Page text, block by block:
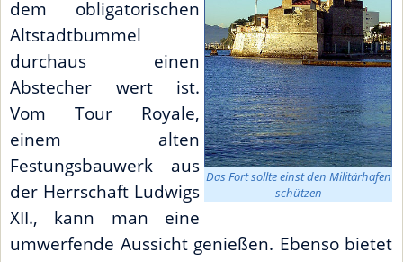
Das Fort sollte einst den Militärhafen
schützen
dem obligatorischen
Altstadtbummel
durchaus einen
Abstecher wert ist.
Vom Tour Royale,
einem alten
Festungsbauwerk aus
der Herrschaft Ludwigs
XII., kann man eine
umwerfende Aussicht genießen. Ebenso bietet